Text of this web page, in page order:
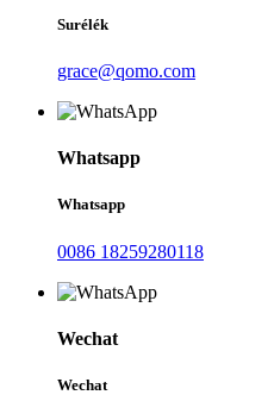
Surélék
grace@qomo.com
Whatsapp
Whatsapp
0086 18259280118
Wechat
Wechat